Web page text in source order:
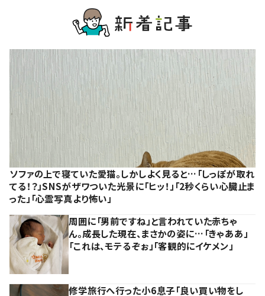
ソファの上で寝ていた愛猫。しかしよく見ると…「しっぽが取れ
てる！？」SNSがザワついた光景に「ヒッ！」「2秒くらい心臓止ま
った」「心霊写真より怖い」
周囲に「男前ですね」と言われていた赤ちゃ
ん。成長した現在、まさかの姿に…「きゃああ」
「これは、モテるぞぉ」「客観的にイケメン」
修学旅行へ行った小6息子「良い買い物をし